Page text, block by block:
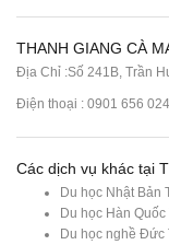
THANH GIANG CÀ
Địa Chỉ :Số 241B, Trần
Điện thoại : 0901 656 024
Các dịch vụ khác tại
Du học Nhật Bản
Du học Hàn
Du học nghề Đức